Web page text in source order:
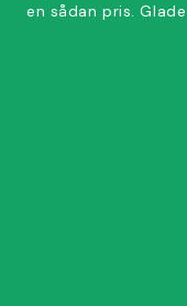
en sådan pris.